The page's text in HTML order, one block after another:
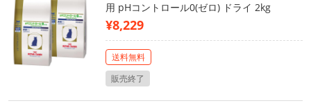
用 pHコントロール0(ゼロ) ドライ 2kg
¥8,229
送料無料
販売終了